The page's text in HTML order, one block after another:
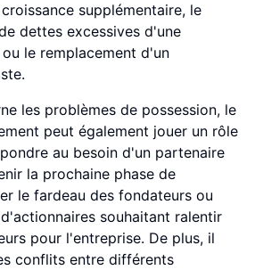
supplémentaire, le
dettes excessives d'une
le remplacement d'un
les problèmes de possession, le
peut également jouer un rôle
au besoin d'un partenaire
la prochaine phase de
le fardeau des fondateurs ou
souhaitant ralentir
pour l'entreprise. De plus, il
conflits entre différents